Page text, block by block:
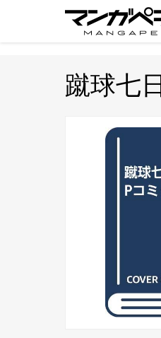
蹴球七日